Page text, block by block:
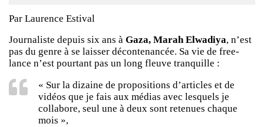
Par Laurence Estival
Journaliste depuis six ans à Gaza, Marah Elwadiya, n’est
pas du genre à se laisser décontenancée. Sa vie de free-
lance n’est pourtant pas un long fleuve tranquille :
« Sur la dizaine de propositions d’articles et de
vidéos que je fais aux médias avec lesquels je
collabore, seul une à deux sont retenues chaque
mois »,